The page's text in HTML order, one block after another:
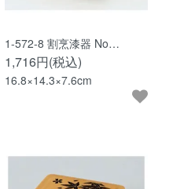
1-572-8 割烹漆器 No…
1,716円(税込)
16.8×14.3×7.6cm